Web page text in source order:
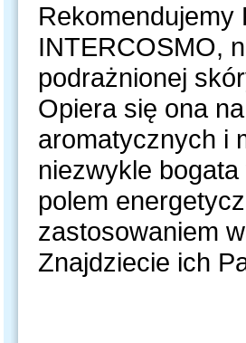
Rekomendujemy
INTERCOSMO,
podrażnionej
Opiera się ona
aromatycznych i
niezwykle
polem
zastosowaniem
Znajdziecie ich